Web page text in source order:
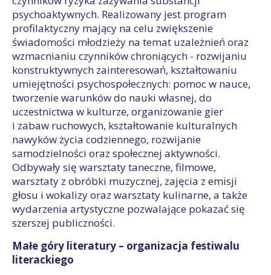
psychoaktywnych. Realizowany jest program
profilaktyczny mający na celu zwiększenie
świadomości młodzieży na temat uzależnień oraz
wzmacnianiu czynników chroniących - rozwijaniu
konstruktywnych zainteresowań, kształtowaniu
umiejętności psychospołecznych: pomoc w nauce,
tworzenie warunków do nauki własnej, do
uczestnictwa w kulturze, organizowanie gier
i zabaw ruchowych, kształtowanie kulturalnych
nawyków życia codziennego, rozwijanie
samodzielności oraz społecznej aktywności.
Odbywały się warsztaty taneczne, filmowe,
warsztaty z obróbki muzycznej, zajęcia z emisji
głosu i wokalizy oraz warsztaty kulinarne, a także
wydarzenia artystyczne pozwalające pokazać się
szerszej publiczności.
Małe góry literatury – organizacja festiwalu
literackiego